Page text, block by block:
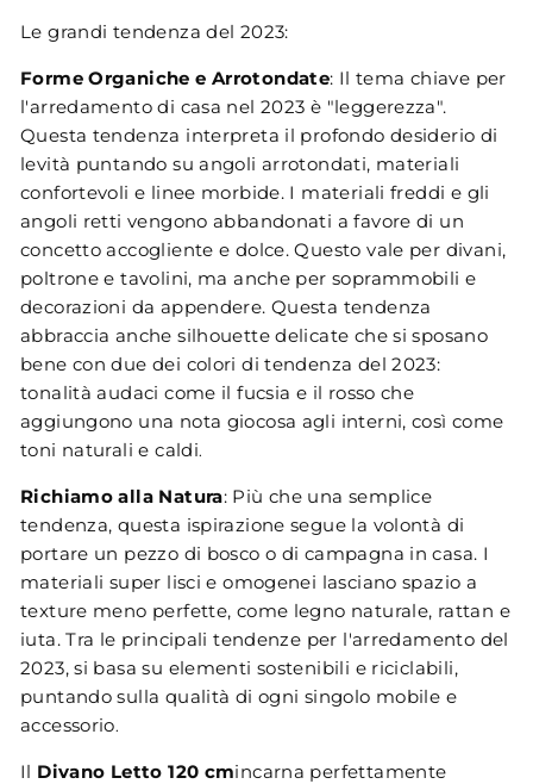
Le grandi tendenza del 2023:
Forme Organiche e Arrotondate: Il tema chiave per
l'arredamento di casa nel 2023 è "leggerezza".
Questa tendenza interpreta il profondo desiderio di
levità puntando su angoli arrotondati, materiali
confortevoli e linee morbide. I materiali freddi e gli
angoli retti vengono abbandonati a favore di un
concetto accogliente e dolce. Questo vale per divani,
poltrone e tavolini, ma anche per soprammobili e
decorazioni da appendere. Questa tendenza
abbraccia anche silhouette delicate che si sposano
bene con due dei colori di tendenza del 2023:
tonalità audaci come il fucsia e il rosso che
aggiungono una nota giocosa agli interni, così come
toni naturali e caldi​.
Richiamo alla Natura: Più che una semplice
tendenza, questa ispirazione segue la volontà di
portare un pezzo di bosco o di campagna in casa. I
materiali super lisci e omogenei lasciano spazio a
texture meno perfette, come legno naturale, rattan e
iuta. Tra le principali tendenze per l'arredamento del
2023, si basa su elementi sostenibili e riciclabili,
puntando sulla qualità di ogni singolo mobile e
accessorio​.
Il Divano Letto 120 cmincarna perfettamente